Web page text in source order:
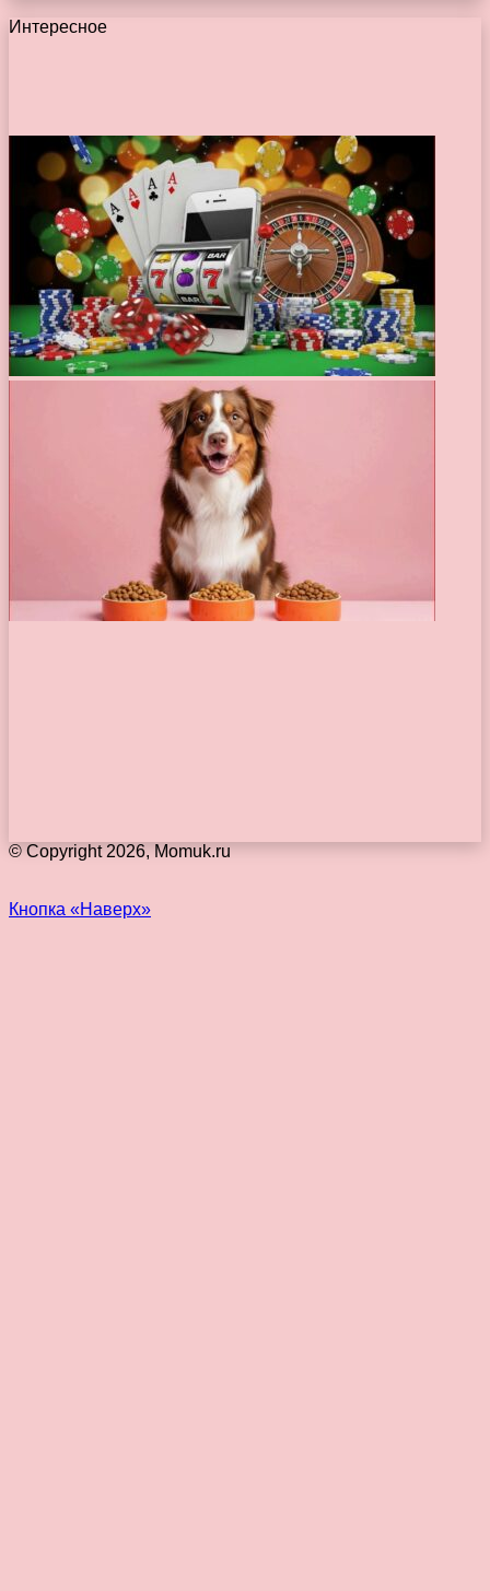
Интересное
© Copyright 2026, Momuk.ru
Кнопка «Наверх»